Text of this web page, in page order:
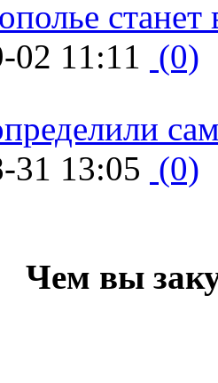
02 11:11 (0)
31 13:05 (0)
Чем вы